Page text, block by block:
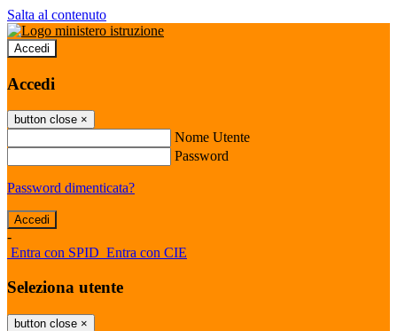
Salta al contenuto
Accedi
Accedi
button close ×
Nome Utente
Password
Password dimenticata?
-
Entra con SPID Entra con CIE
Seleziona utente
button close ×